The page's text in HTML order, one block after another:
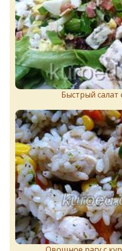
Быстрый салат